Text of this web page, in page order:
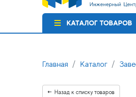
КАТАЛОГ ТОВАРОВ
Главная Каталог
Назад к списку товаров